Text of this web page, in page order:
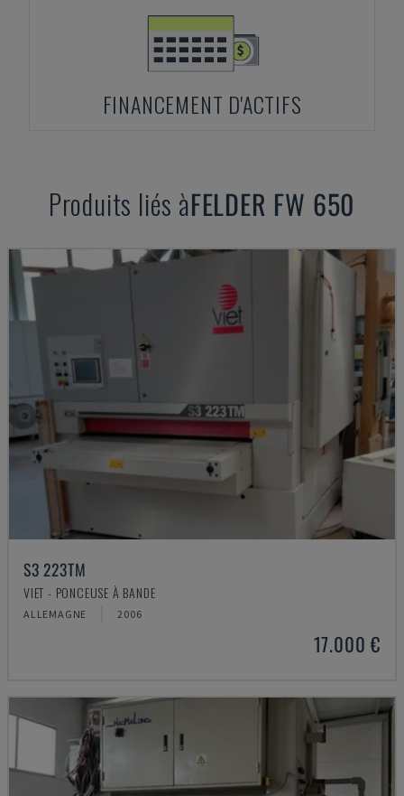
FINANCEMENT D'ACTIFS
Produits liés àFELDER FW 650
S3 223TM
VIET - PONCEUSE À BANDE
ALLEMAGNE 2006
17.000 €